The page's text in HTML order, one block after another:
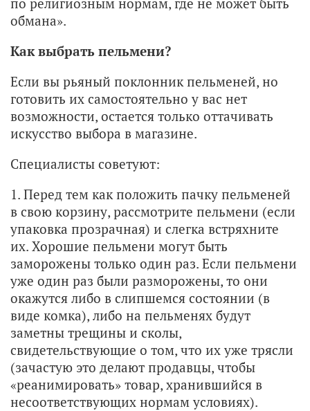
обмана».
Как выбрать пельмени?
Если вы рьяный поклонник пельменей, но
готовить их самостоятельно у вас нет
возможности, остается только оттачивать
искусство выбора в магазине.
Специалисты советуют:
1. Перед тем как положить пачку пельменей
в свою корзину, рассмотрите пельмени (если
упаковка прозрачная) и слегка встряхните
их. Хорошие пельмени могут быть
заморожены только один раз. Если пельмени
уже один раз были разморожены, то они
окажутся либо в слипшемся состоянии (в
виде комка), либо на пельменях будут
заметны трещины и сколы,
свидетельствующие о том, что их уже трясли
(зачастую это делают продавцы, чтобы
«реанимировать» товар, хранившийся в
несоответствующих нормам условиях).